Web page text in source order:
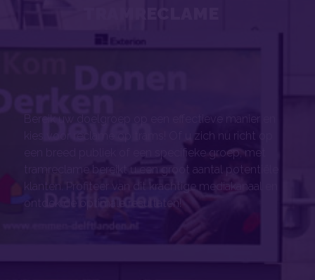
Bereik uw doelgroep op een effectieve manier en
kies voor reclame op trams! Of u zich nu richt op
een breed publiek of een specifieke groep, met
tramreclame bereikt u een groot aantal potentiële
klanten. Profiteer van dit krachtige mediakanaal en
ontdek de optimale resultaten!